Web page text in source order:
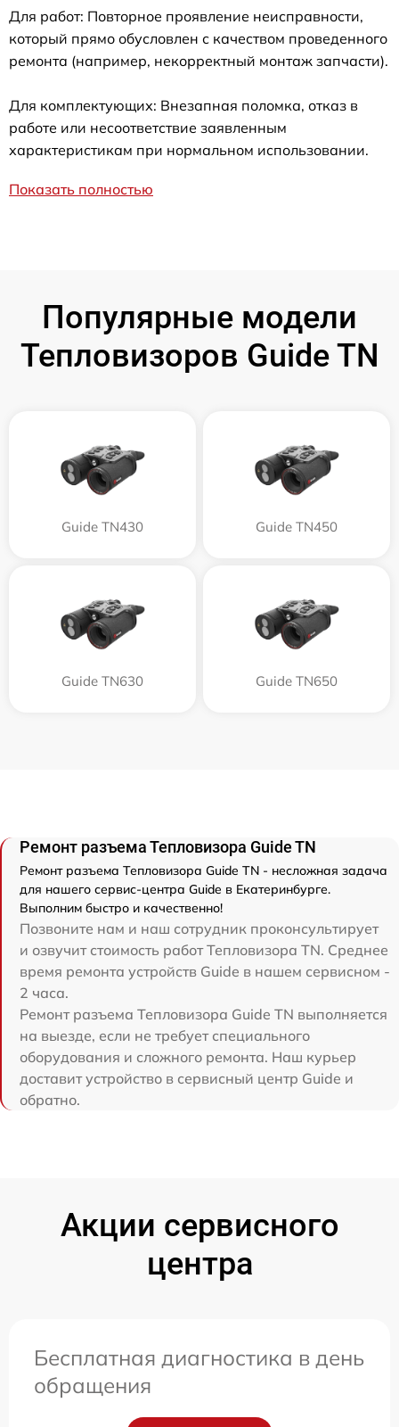
Для работ: Повторное проявление неисправности,
который прямо обусловлен с качеством проведенного
ремонта (например, некорректный монтаж запчасти).
Для комплектующих: Внезапная поломка, отказ в
работе или несоответствие заявленным
характеристикам при нормальном использовании.
Показать полностью
Популярные модели
Тепловизоров Guide TN
Guide TN430 Guide TN450
Guide TN630 Guide TN650
Ремонт разъема Тепловизора Guide TN
Ремонт разъема Тепловизора Guide TN - несложная задача
для нашего сервис-центра Guide в Екатеринбурге.
Выполним быстро и качественно!
Позвоните нам и наш сотрудник проконсультирует
и озвучит стоимость работ Тепловизора TN. Среднее
время ремонта устройств Guide в нашем сервисном -
2 часа.
Ремонт разъема Тепловизора Guide TN выполняется
на выезде, если не требует специального
оборудования и сложного ремонта. Наш курьер
доставит устройство в сервисный центр Guide и
обратно.
Акции сервисного
центра
Бесплатная диагностика в день
обращения